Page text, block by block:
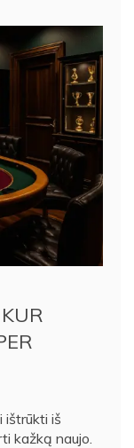
ištrūkti iš
kažką naujo.